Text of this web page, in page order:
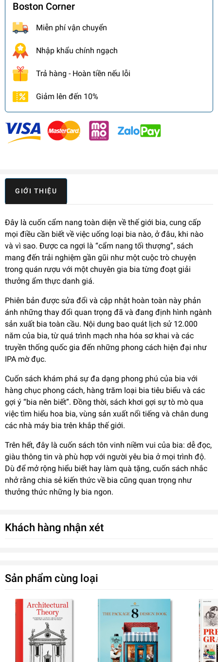
Boston Corner
Miễn phí vận chuyển
Nhập khẩu chính ngạch
Trả hàng - Hoàn tiền nếu lỗi
Giảm lên đến 10%
GIỚI THIỆU
Đây là cuốn cẩm nang toàn diện về thế giới bia, cung cấp
mọi điều cần biết về việc uống loại bia nào, ở đâu, khi nào
và vì sao. Được ca ngợi là “cẩm nang tối thượng”, sách
mang đến trải nghiệm gần gũi như một cuộc trò chuyện
trong quán rượu với một chuyên gia bia từng đoạt giải
thưởng ẩm thực danh giá.
Phiên bản được sửa đổi và cập nhật hoàn toàn này phản
ánh những thay đổi quan trọng đã và đang định hình ngành
sản xuất bia toàn cầu. Nội dung bao quát lịch sử 12.000
năm của bia, từ quá trình mạch nha hóa sơ khai và các
truyền thống quốc gia đến những phong cách hiện đại như
IPA mờ đục.
Cuốn sách khám phá sự đa dạng phong phú của bia với
hàng chục phong cách, hàng trăm loại bia tiêu biểu và các
gợi ý “bia nên biết”. Đồng thời, sách khơi gợi sự tò mò qua
việc tìm hiểu hoa bia, vùng sản xuất nổi tiếng và chân dung
các nhà máy bia trên khắp thế giới.
Trên hết, đây là cuốn sách tôn vinh niềm vui của bia: dễ đọc,
giàu thông tin và phù hợp với người yêu bia ở mọi trình độ.
Dù để mở rộng hiểu biết hay làm quà tặng, cuốn sách nhắc
nhở rằng chia sẻ kiến thức về bia cũng quan trọng như
thưởng thức những ly bia ngon.
Khách hàng nhận xét
Sản phẩm cùng loại